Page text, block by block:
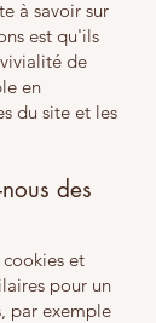
à savoir sur
est qu'ils
de
en
du site et les
des
et
pour un
par exemple